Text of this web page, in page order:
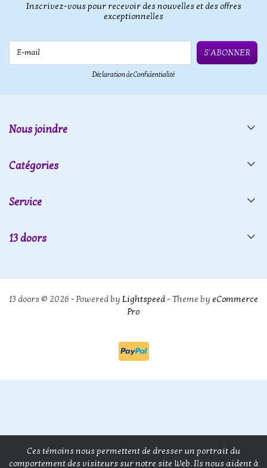
Inscrivez-vous pour recevoir des nouvelles et des offres
exceptionnelles
S'ABONNER
Déclaration de Confidentialité
Nous joindre
Catégories
Service
13 doors
13 doors © 2026 - Powered by Lightspeed- Theme by eCommerce
Pro
Ces témoins nous permettent de dresser un portrait du
comportement des visiteurs sur notre site Web. Ils nous aident à